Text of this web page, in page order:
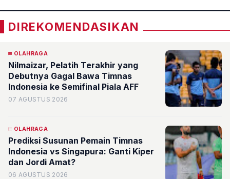
DIREKOMENDASIKAN
OLAHRAGA
Nilmaizar, Pelatih Terakhir yang
Debutnya Gagal Bawa Timnas
Indonesia ke Semifinal Piala AFF
07 AGUSTUS 2026
OLAHRAGA
Prediksi Susunan Pemain Timnas
Indonesia vs Singapura: Ganti Kiper
dan Jordi Amat?
06 AGUSTUS 2026